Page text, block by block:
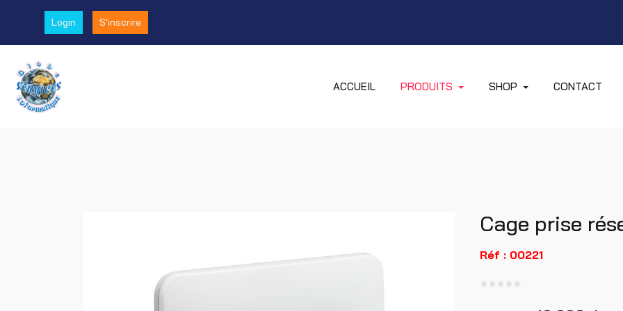
Login S'inscrire
ACCUEIL PRODUITS SHOP CONTACT
Cage prise
Réf : 00221